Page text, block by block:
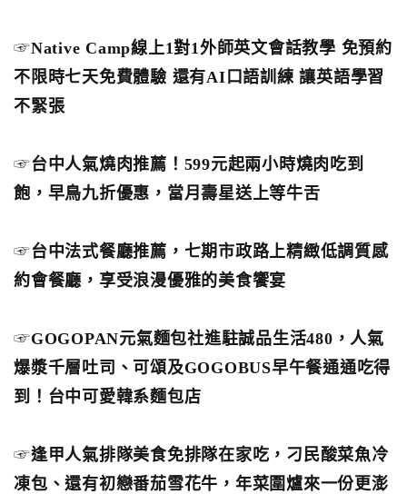
☞Native Camp線上1對1外師英文會話教學 免預約
不限時七天免費體驗 還有AI口語訓練 讓英語學習
不緊張
☞台中人氣燒肉推薦！599元起兩小時燒肉吃到
飽，早鳥九折優惠，當月壽星送上等牛舌
☞台中法式餐廳推薦，七期市政路上精緻低調質感
約會餐廳，享受浪漫優雅的美食饗宴
☞GOGOPAN元氣麵包社進駐誠品生活480，人氣
爆漿千層吐司、可頌及GOGOBUS早午餐通通吃得
到！台中可愛韓系麵包店
☞逢甲人氣排隊美食免排隊在家吃，刁民酸菜魚冷
凍包、還有初戀番茄雪花牛，年菜圍爐來一份更澎